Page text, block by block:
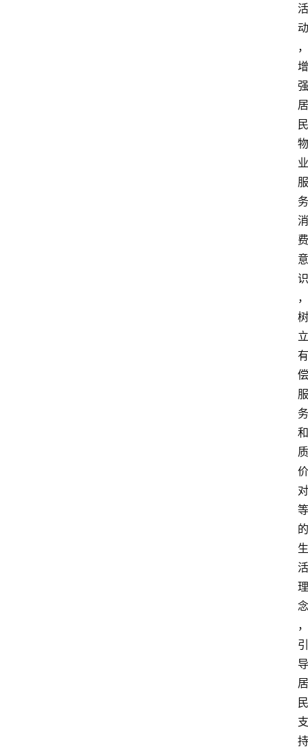
活
动
，
增
强
居
民
物
业
服
务
消
费
意
识
，
树
立
有
偿
服
务
和
质
价
对
等
的
生
活
理
念
，
引
导
居
民
支
持